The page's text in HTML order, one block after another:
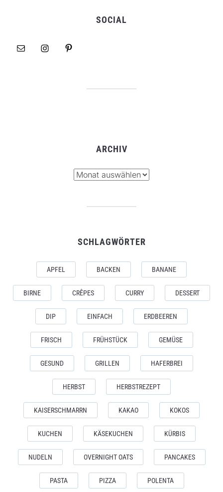
SOCIAL
ARCHIV
SCHLAGWÖRTER
APFEL BACKEN BANANE
BIRNE CRÊPES CURRY DESSERT
DIP EINFACH ERDBEEREN
FRISCH FRÜHSTÜCK GEMÜSE
GESUND GRILLEN HAFERBREI
HERBST HERBSTREZEPT
KAISERSCHMARRN KAKAO KOKOS
KUCHEN KÄSEKUCHEN KÜRBIS
NUDELN OVERNIGHT OATS PANCAKES
PASTA PIZZA POLENTA